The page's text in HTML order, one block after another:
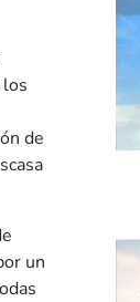
de
un